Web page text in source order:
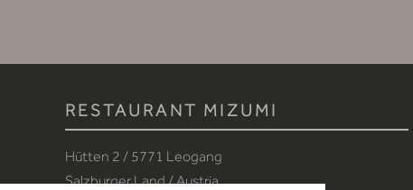
RESTAURANT MIZUMI
Hütten 2 / 5771 Leogang
Salzburger Land / Austria